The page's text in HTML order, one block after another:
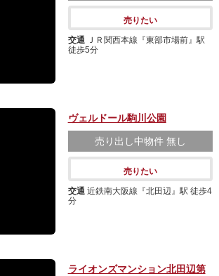
売りたい
交通 ＪＲ関西本線『東部市場前』駅
徒歩5分
ヴェルドール駒川公園
売り出し中物件 無し
売りたい
交通 近鉄南大阪線『北田辺』駅 徒歩4
分
ライオンズマンション北田辺第